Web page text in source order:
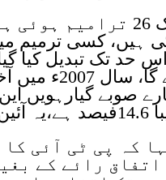
اس حد تک تبدیل کیا
میں کم نہیں
صوبے گیارہویں
گا۔
کہ پی ٹی آئی
رائے کے